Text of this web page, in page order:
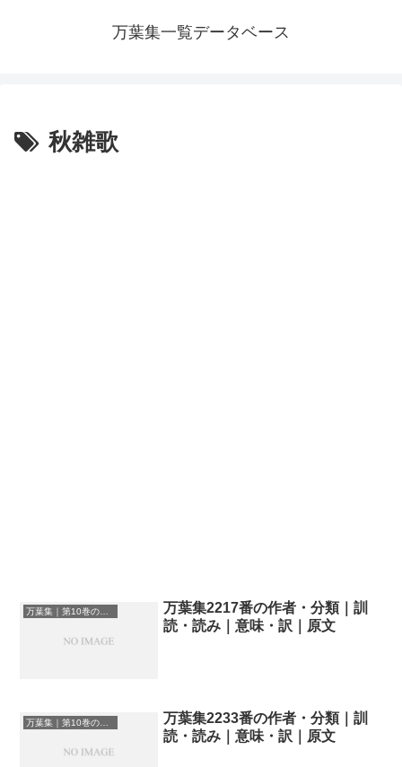
万葉集一覧データベース
秋雑歌
万葉集｜第10巻の和歌一覧
万葉集2217番の作者・分類｜訓
読・読み｜意味・訳｜原文
万葉集｜第10巻の和歌一覧
万葉集2233番の作者・分類｜訓
読・読み｜意味・訳｜原文